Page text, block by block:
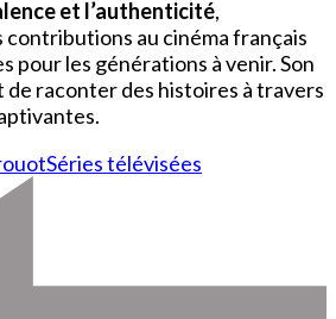
et l’authenticité,
contributions au cinéma français
pour les générations à venir. Son
de raconter des histoires à travers
Séries télévisées